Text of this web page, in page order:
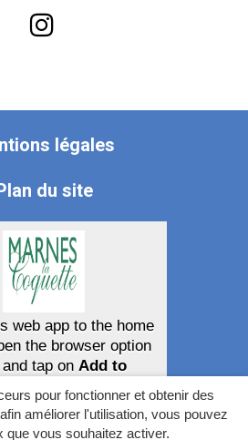
pour fonctionner et obtenir des
améliorer l'utilisation, vous pouvez
que vous souhaitez activer.
compte
Instagram
légales
du site
Accessibilité
de confidentialité
mes cookies
web app to the home
the browser option
tap on Add to
be accessed by pressing
button if your device